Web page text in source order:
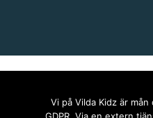
Vi på Vilda Kidz är